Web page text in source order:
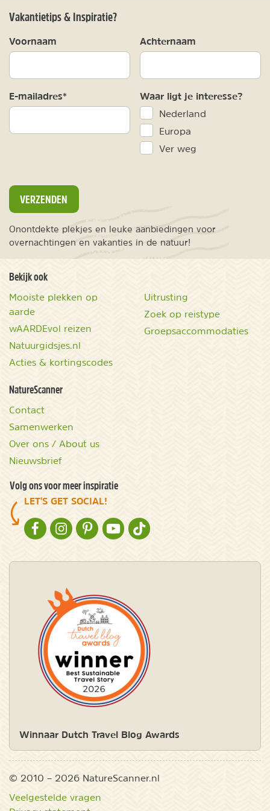
Vakantietips & Inspiratie?
Voornaam Achternaam
E-mailadres* Waar ligt je interesse?
Nederland
Europa
Ver weg
VERZENDEN
Onontdekte plekjes en leuke aanbiedingen voor
overnachtingen en vakanties in de natuur!
Bekijk ook
Mooiste plekken op
aarde
wAARDEvol reizen
Natuurgidsjes.nl
Acties & kortingscodes
Uitrusting
Zoek op reistype
Groepsaccommodaties
NatureScanner
Contact
Samenwerken
Over ons / About us
Nieuwsbrief
Volg ons voor meer inspiratie
LET'S GET SOCIAL!
NATURESCANNER OP FACEBOOK
NATURESCANNER OP INSTAGRAM
NATURESCANNER OP PINTEREST
NATURESCANNER OP YOUTUBE
NATURESCANNER OP TIKTOK
Winnaar Dutch Travel Blog Awards
© 2010 – 2026 NatureScanner.nl
Veelgestelde vragen